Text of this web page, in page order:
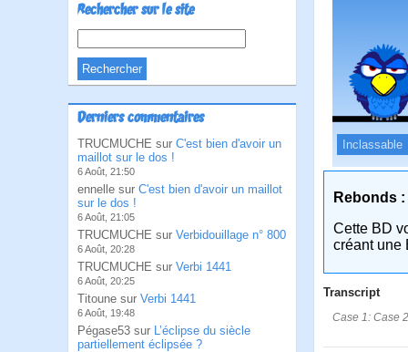
Rechercher sur le site
Derniers commentaires
TRUCMUCHE sur C'est bien d'avoir un
maillot sur le dos !
6 Août, 21:50
ennelle sur C'est bien d'avoir un maillot
sur le dos !
6 Août, 21:05
TRUCMUCHE sur Verbidouillage n° 800
6 Août, 20:28
TRUCMUCHE sur Verbi 1441
6 Août, 20:25
Titoune sur Verbi 1441
6 Août, 19:48
Pégase53 sur L’éclipse du siècle
partiellement éclipsée ?
Inclassable
Rebonds :
Cette BD
créant une
Transcript
Case 1: Case